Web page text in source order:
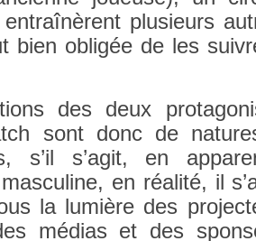
plusieurs
bien obligée de les
des deux
sont donc de
s’il s’agit, en
en réalité, il
la lumière des
médias et des